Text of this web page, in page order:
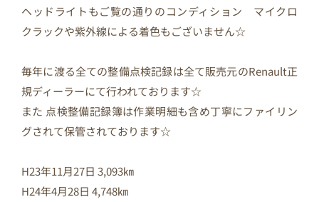
ヘッドライトもご覧の通りのコンディション マイクロ
クラックや紫外線による着色もございません☆
毎年に渡る全ての整備点検記録は全て販売元のRenault正
規ディーラーにて行われております☆
また 点検整備記録簿は作業明細も含め丁寧にファイリン
グされて保管されております☆
H23年11月27日 3,093㎞
H24年4月28日 4,748㎞